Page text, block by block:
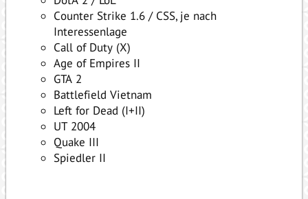
Counter Strike 1.6 / CSS, je nach
Interessenlage
Call of Duty (X)
Age of Empires II
GTA 2
Battlefield Vietnam
Left for Dead (I+II)
UT 2004
Quake III
Spiedler II